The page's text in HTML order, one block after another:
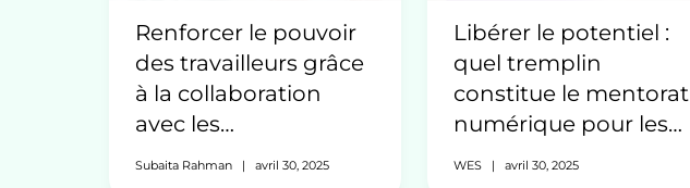
Renforcer le pouvoir
des travailleurs grâce
à la collaboration
avec les
organisations
Subaita Rahman | avril 30, 2025
Libérer le potentiel :
quel tremplin
constitue le mentorat
numérique pour les
immigrants au
WES | avril 30, 2025